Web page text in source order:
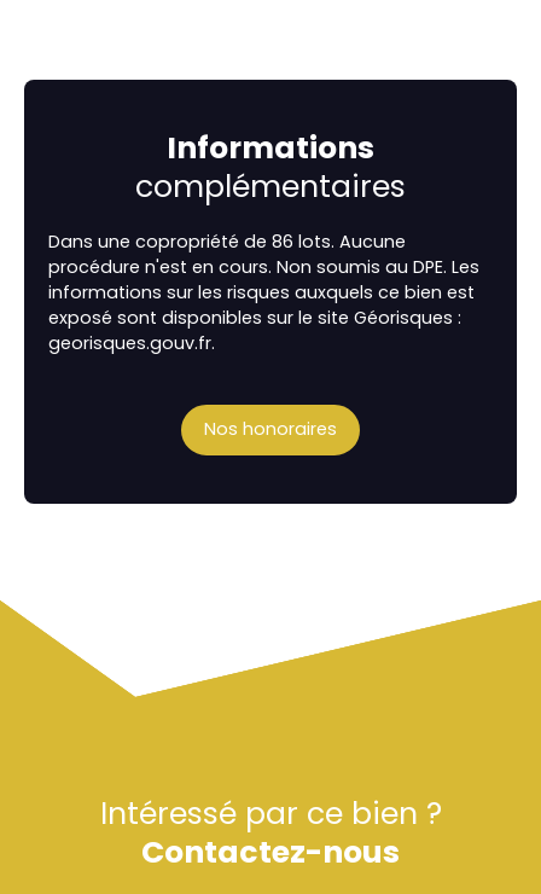
Informations
complémentaires
Dans une copropriété de 86 lots. Aucune
procédure n'est en cours. Non soumis au DPE. Les
informations sur les risques auxquels ce bien est
exposé sont disponibles sur le site Géorisques :
georisques.gouv.fr.
Nos honoraires
Intéressé par ce bien ?
Contactez-nous